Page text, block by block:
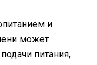
и
может
питания,